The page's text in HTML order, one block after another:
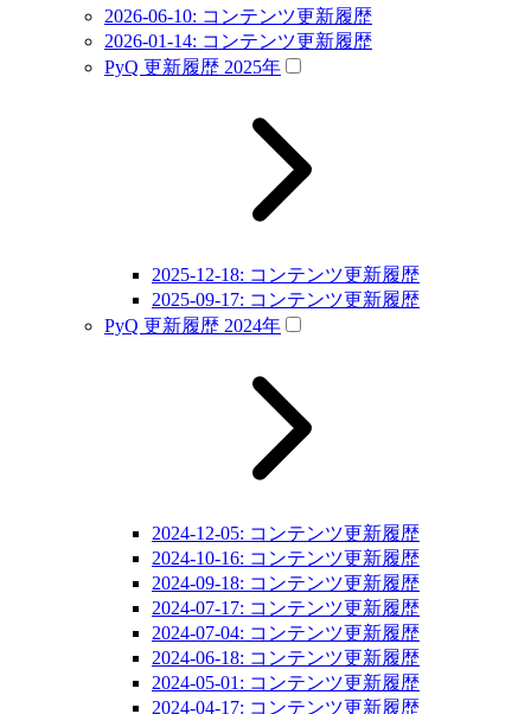
2026-06-10: コンテンツ更新履歴
2026-01-14: コンテンツ更新履歴
PyQ 更新履歴 2025年
2025-12-18: コンテンツ更新履歴
2025-09-17: コンテンツ更新履歴
PyQ 更新履歴 2024年
2024-12-05: コンテンツ更新履歴
2024-10-16: コンテンツ更新履歴
2024-09-18: コンテンツ更新履歴
2024-07-17: コンテンツ更新履歴
2024-07-04: コンテンツ更新履歴
2024-06-18: コンテンツ更新履歴
2024-05-01: コンテンツ更新履歴
2024-04-17: コンテンツ更新履歴